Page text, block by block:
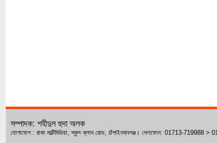
সম্পাদক: শহীদুল হুদা অলক
যোগাযোগ : রাকা মাল্টিমিডিয়া, স্কুল ক্লাব রোড, চাঁপাইনবাবগঞ্জ। সেলফোন: 01713-